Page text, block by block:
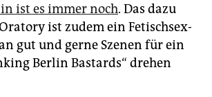
ist es immer noch. Das dazu
ist zudem ein Fetischsex-
gut und gerne Szenen für ein
Berlin Bastards“ drehen